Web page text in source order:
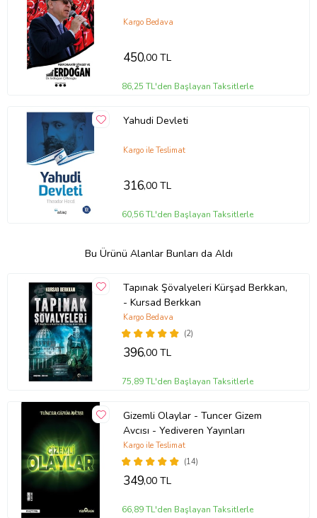
Kargo Bedava
450,00 TL
86,25 TL'den Başlayan Taksitlerle
Yahudi Devleti
Kargo ile Teslimat
316,00 TL
60,56 TL'den Başlayan Taksitlerle
Bu Ürünü Alanlar Bunları da Aldı
Tapınak Şövalyeleri Kürşad Berkkan,
- Kursad Berkkan
(2)
Kargo Bedava
396,00 TL
75,89 TL'den Başlayan Taksitlerle
Gizemli Olaylar - Tuncer Gizem
Avcısı - Yediveren Yayınları
(14)
Kargo ile Teslimat
349,00 TL
66,89 TL'den Başlayan Taksitlerle